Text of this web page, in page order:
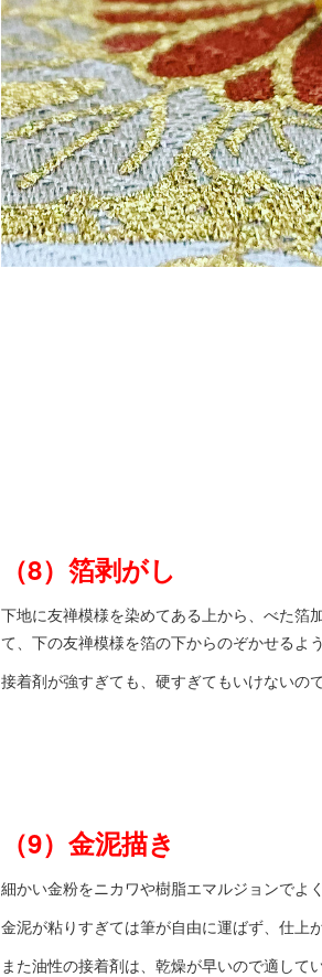
（8）箔剥がし
下地に友禅模様を染めてある上から、べた箔
て、下の友禅模様を箔の下からのぞかせるよ
接着剤が強すぎても、硬すぎてもいけないの
（9）金泥描き
細かい金粉をニカワや樹脂エマルジョンでよ
金泥が粘りすぎては筆が自由に運ばず、仕上
また油性の接着剤は、乾燥が早いので適してい